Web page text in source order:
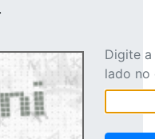
Digite
lado no